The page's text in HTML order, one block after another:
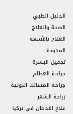
الدليل الطبي
الصحة والعلاج
العلاج بالأشعة
المدونة
تجميل البشرة
جراحة العظام
جراحة المسالك البولية
زراعة الشعر
علاج الادمان في تركيا